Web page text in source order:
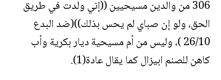
306 من والدين مسيحيين ((إني ولدت في طريق
الحق، ولو إن صباي لم يحس بذلك))(ضد البدع
26/10 )، وليس من أم مسيحية ديار بكرية وأب
كاهن للصنم ابيزال كما يقال عادة(1).